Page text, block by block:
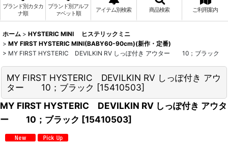
ブランド別カタカ
ナ順
ブランド別アルフ
ァベット順
アイテム別検索 商品検索 ご利用案内
ホーム > HYSTERIC MINI ヒステリックミニ
> MY FIRST HYSTERIC MINI(BABY60-90cm)(新作・定番)
> MY FIRST HYSTERIC DEVILKIN RV しっぽ付き アウター 10；ブラック
MY FIRST HYSTERIC DEVILKIN RV しっぽ付き アウ
ター 10；ブラック [15410503]
MY FIRST HYSTERIC DEVILKIN RV しっぽ付き アウタ
ー 10；ブラック [15410503]